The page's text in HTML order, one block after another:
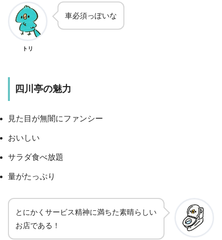
トリ
車必須っぽいな
四川亭の魅力
見た目が無闇にファンシー
おいしい
サラダ食べ放題
量がたっぷり
とにかくサービス精神に満ちた素晴らしい
お店である！